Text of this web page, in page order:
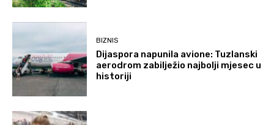
BIZNIS
Dijaspora napunila avione: Tuzlanski
aerodrom zabilježio najbolji mjesec u
historiji